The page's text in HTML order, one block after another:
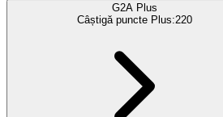
G2A Plus
Câștigă puncte Plus:220